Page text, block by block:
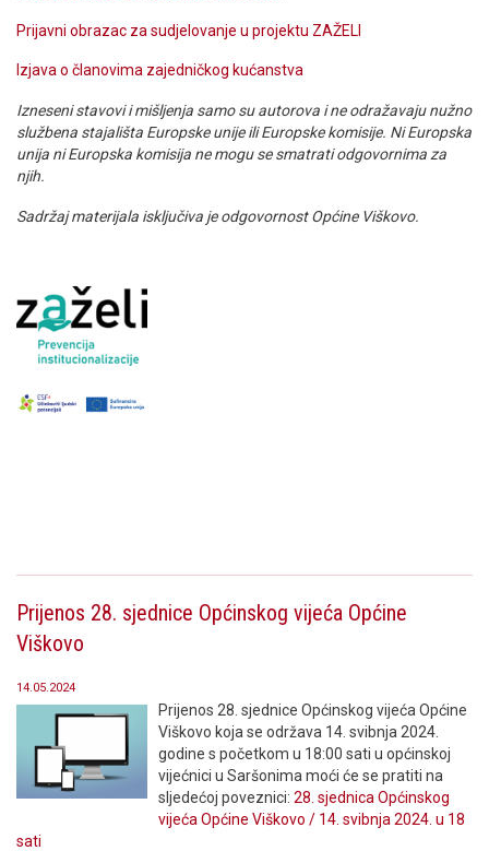
Prijavni obrazac za sudjelovanje u projektu ZAŽELI
Izjava o članovima zajedničkog kućanstva
Izneseni stavovi i mišljenja samo su autorova i ne odražavaju nužno
službena stajališta Europske unije ili Europske komisije. Ni Europska
unija ni Europska komisija ne mogu se smatrati odgovornima za
njih.
Sadržaj materijala isključiva je odgovornost Općine Viškovo.
Prijenos 28. sjednice Općinskog vijeća Općine
Viškovo
14.05.2024
Prijenos 28. sjednice Općinskog vijeća Općine
Viškovo koja se održava 14. svibnja 2024.
godine s početkom u 18:00 sati u općinskoj
vijećnici u Saršonima moći će se pratiti na
sljedećoj poveznici: 28. sjednica Općinskog
vijeća Općine Viškovo / 14. svibnja 2024. u 18
sati